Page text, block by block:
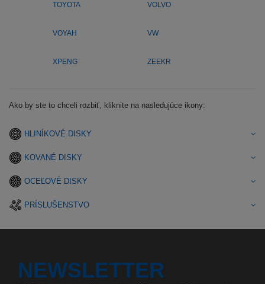
TOYOTA VOLVO
VOYAH VW
XPENG ZEEKR
Ako by ste to chceli rozbiť, kliknite na nasledujúce ikony:
HLINÍKOVÉ DISKY
KOVANÉ DISKY
OCEĽOVÉ DISKY
PRÍSLUŠENSTVO
NEWSLETTER